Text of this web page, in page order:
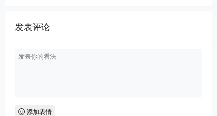
发表评论
添加表情